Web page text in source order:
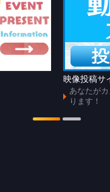
映像投稿サ
あなたが
ります！